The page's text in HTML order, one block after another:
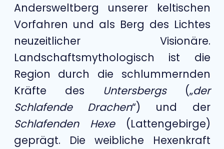
Andersweltberg unserer keltischen
Vorfahren und als Berg des Lichtes
neuzeitlicher Visionäre.
Landschaftsmythologisch ist die
Region durch die schlummernden
Kräfte des Untersbergs(„der
Schlafende Drachen“) und der
Schlafenden Hexe(Lattengebirge)
geprägt. Die weibliche Hexenkraft